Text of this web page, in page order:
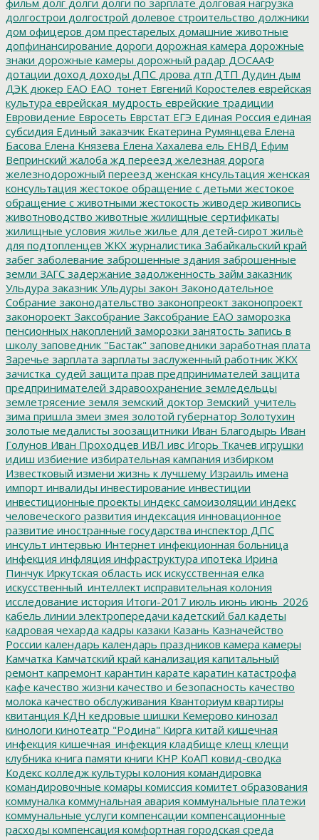
долгострои долгострой долевое строительство должники
дом офицеров дом престарелых домашние животные
допфинансирование дороги дорожная камера дорожные
знаки дорожные камеры дорожный радар ДОСААФ
дотации доход доходы ДПС дрова дтп ДТП Дудин дым
ДЭК дюкер ЕАО ЕАО_тонет Евгений Коростелев еврейская
культура еврейская_мудрость еврейские традиции
Евровидение Евросеть Еврстат ЕГЭ Единая Россия единая
субсидия Единый заказчик Екатерина Румянцева Елена
Басова Елена Князева Елена Хахалева ель ЕНВД Ефим
Вепринский жалоба жд переезд железная дорога
железнодорожный переезд женская кнсультация женская
консультация жестокое обращение с детьми жестокое
обращение с животными жестокость живодер живопись
животноводство животные жилищные сертификаты
жилищные условия жилье жилье для детей-сирот жильё
для подтопленцев ЖКХ журналистика Забайкальский край
забег заболевание заброшенные здания заброшенные
земли ЗАГС задержание задолженность займ заказник
Ульдура заказник Ульдуры закон Законодательное
Собрание законодательство законопреокт законопроект
законороект Заксобрание Заксобрание ЕАО заморозка
пенсионных накоплений заморозки занятость запись в
школу заповедник "Бастак" заповедники заработная плата
Заречье зарплата зарплаты заслуженный работник ЖКХ
зачистка_судей защита прав предпринимателей защита
предпринимателей здравоохранение земледельцы
землетрясение земля земский доктор Земский_учитель
зима пришла змеи змея золотой губернатор Золотухин
золотые медалисты зоозащитники Иван Благодырь Иван
Голунов Иван Проходцев ИВЛ ивс Игорь Ткачев игрушки
идиш избиение избирательная кампания избирком
Известковый измени жизнь к лучшему Израиль имена
импорт инвалиды инвестирование инвестиции
инвестиционные проекты индекс самоизоляции индекс
человеческого развития индексация инновационное
развитие иностранные государства инспектор ДПС
инсульт интервью Интернет инфекционная больница
инфекция инфляция инфраструктура ипотека Ирина
Пинчук Иркутская область иск искусственная елка
искусственный_интеллект исправительная колония
исследование история Итоги-2017 июль июнь июнь_2026
кабель линии электропередачи кадетский бал кадеты
кадровая чехарда кадры казаки Казань Казначейство
России календарь календарь праздников камера камеры
Камчатка Камчатский край канализация капитальный
ремонт капремонт карантин карате каратин катастрофа
кафе качество жизни качество и безопасность качество
молока качество обслуживания Кванториум квартиры
квитанция КДН кедровые шишки Кемерово кинозал
кинологи кинотеатр "Родина" Кирга китай кишечная
инфекция кишечная_инфекция кладбище клещ клещи
клубника книга памяти книги КНР КоАП ковид-сводка
Кодекс колледж культуры колония командировка
командировочные комары комиссия комитет образования
коммуналка коммунальная авария коммунальные платежи
коммунальные услуги компенсации компенсационные
расходы компенсация комфортная городская среда